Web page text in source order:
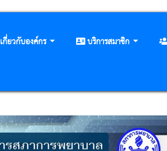
เกี่ยวกับองค์กร บริการสมาชิก